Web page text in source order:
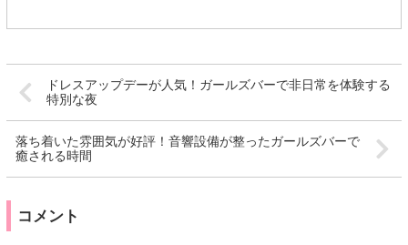
ドレスアップデーが人気！ガールズバーで非日常を体験する
特別な夜
落ち着いた雰囲気が好評！音響設備が整ったガールズバーで
癒される時間
コメント